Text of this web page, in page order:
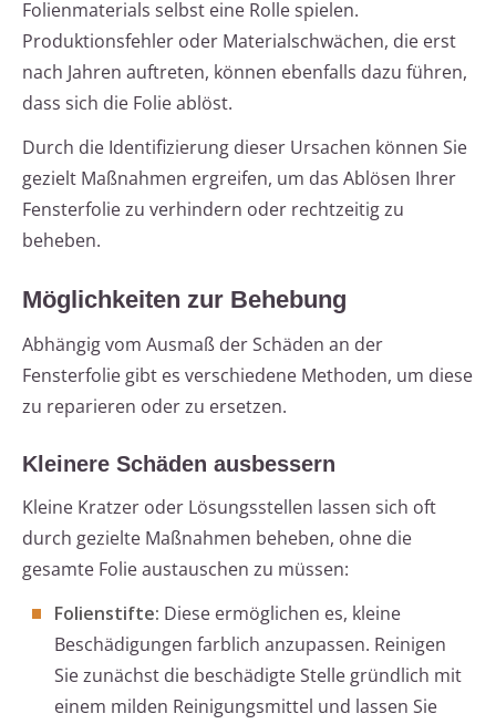
Folienmaterials selbst eine Rolle spielen.
Produktionsfehler oder Materialschwächen, die erst
nach Jahren auftreten, können ebenfalls dazu führen,
dass sich die Folie ablöst.
Durch die Identifizierung dieser Ursachen können Sie
gezielt Maßnahmen ergreifen, um das Ablösen Ihrer
Fensterfolie zu verhindern oder rechtzeitig zu
beheben.
Möglichkeiten zur Behebung
Abhängig vom Ausmaß der Schäden an der
Fensterfolie gibt es verschiedene Methoden, um diese
zu reparieren oder zu ersetzen.
Kleinere Schäden ausbessern
Kleine Kratzer oder Lösungsstellen lassen sich oft
durch gezielte Maßnahmen beheben, ohne die
gesamte Folie austauschen zu müssen:
Folienstifte: Diese ermöglichen es, kleine
Beschädigungen farblich anzupassen. Reinigen
Sie zunächst die beschädigte Stelle gründlich mit
einem milden Reinigungsmittel und lassen Sie